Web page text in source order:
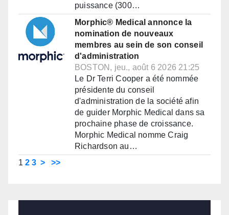
puissance (300…
Morphic® Medical annonce la
nomination de nouveaux
membres au sein de son conseil
d'administration
BOSTON, jeu., août 6 2026 21:25
Le Dr Terri Cooper a été nommée
présidente du conseil
d'administration de la société afin
de guider Morphic Medical dans sa
prochaine phase de croissance.
Morphic Medical nomme Craig
Richardson au…
1 2 3 > >>